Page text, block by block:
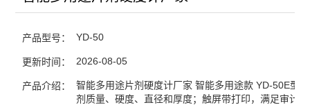
产品型号： YD-50
更新时间： 2026-08-05
产品介绍：
智能多用途片剂硬度计厂家 智能多用途款 YD-50E型
剂质量、硬度、直径和厚度；触屏带打印，满足审计